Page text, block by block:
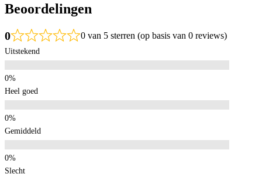
Beoordelingen
0 0 van 5 sterren (op basis van 0 reviews)
Uitstekend
Heel goed
Gemiddeld
Slecht